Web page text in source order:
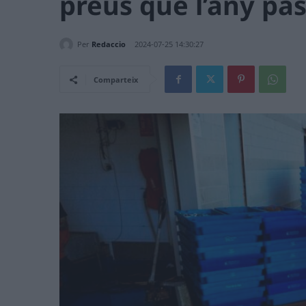
Per Redaccio 2024-07-25 14:30:27
Comparteix